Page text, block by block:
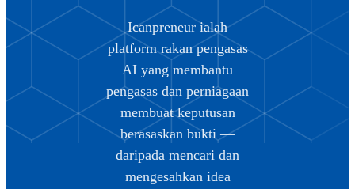
Filipino
Français (France)
Français (Canada)
Magyar
ქართული
한국어
Latviešu
Македонски
Bahasa Melayu
Icanpreneur ialah
platform rakan pengasas
AI yang membantu
pengasas dan perniagaan
membuat keputusan
berasaskan bukti —
daripada mencari dan
mengesahkan idea